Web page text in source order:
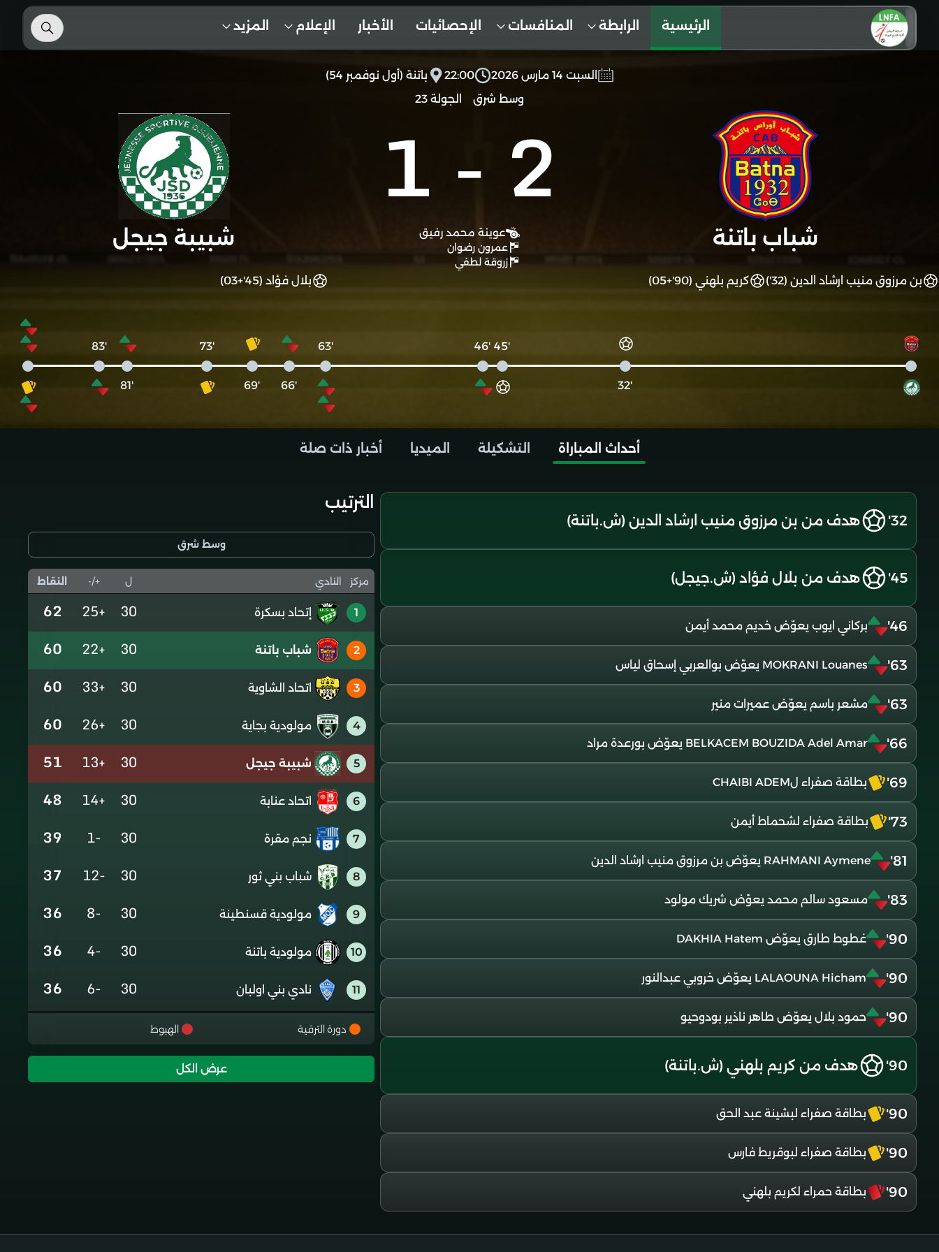
الرئيسية الرابطة المنافسات الإحصائيات الأخبار الإعلام المزيد
السبت 14 مارس 2026 22:00
باتنة (أول نوفمبر 54)
وسط شرق
الجولة 23
شباب باتنة
2
-
1
عوينة محمد رفيق
عمرون رضوان
زروقة لطفي
شبيبة جيجل
بن مرزوق منيب ارشاد الدين (32') كريم بلهني (90'+05) بلال فؤاد (45'+03)
'32
'45
'46
'63
'66
'69
'73
'81
'83
أحداث المباراة التشكيلة الميديا أخبار ذات صلة
32' هدف من بن مرزوق منيب ارشاد الدين (ش.باتنة)
45' هدف من بلال فؤاد (ش.جيجل)
46' بركاني ايوب يعوّض خديم محمد أيمن
63' MOKRANI Louanes يعوّض بوالعربي إسحاق لياس
63' مشعر باسم يعوّض عميرات منير
66' BELKACEM BOUZIDA Adel Amar يعوّض بورعدة مراد
69' بطاقة صفراء لCHAIBI ADEM
73' بطاقة صفراء لشحماط أيمن
81' RAHMANI Aymene يعوّض بن مرزوق منيب ارشاد الدين
83' مسعود سالم محمد يعوّض شريك مولود
90' غطوط طارق يعوّض DAKHIA Hatem
90' LALAOUNA Hicham يعوّض خروبي عبدالنور
90' حمود بلال يعوّض طاهر ناذير بودوحيو
90' هدف من كريم بلهني (ش.باتنة)
90' بطاقة صفراء لبشينة عبد الحق
90' بطاقة صفراء لبوقريط فارس
90' بطاقة حمراء لكريم بلهني
الترتيب
وسط شرق
مركز النادي ل +/- النقاط
1 إتحاد بسكرة 30
+25
62
2 شباب باتنة 30
+22
60
3 اتحاد الشاوية 30
+33
60
4 مولودية بجاية 30
+26
60
5 شبيبة جيجل 30
+13
51
6 اتحاد عنابة 30
+14
48
7 نجم مقرة 30
-1
39
8 شباب بني ثور 30
-12
37
9 مولودية قسنطينة 30
-8
36
10 مولودية باتنة 30
-4
36
11 نادي بني اولبان 30
-6
36
12 نادي تلاغمة
30
0
35
دورة الترقية الهبوط
عرض الكل